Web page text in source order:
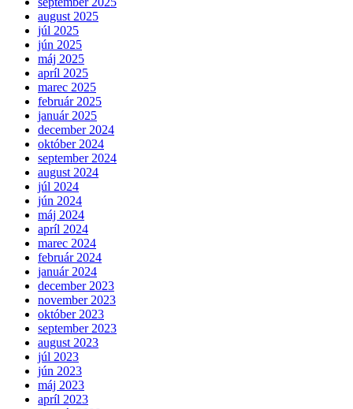
august 2025
júl 2025
jún 2025
máj 2025
apríl 2025
marec 2025
február 2025
január 2025
december 2024
október 2024
september 2024
august 2024
júl 2024
jún 2024
máj 2024
apríl 2024
marec 2024
február 2024
január 2024
december 2023
november 2023
október 2023
september 2023
august 2023
júl 2023
jún 2023
máj 2023
apríl 2023